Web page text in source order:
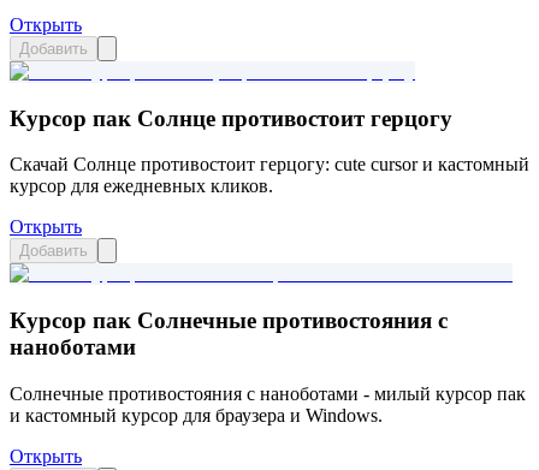
Открыть
Добавить
Курсор пак Солнце противостоит герцогу
Скачай Солнце противостоит герцогу: cute cursor и кастомный
курсор для ежедневных кликов.
Открыть
Добавить
Курсор пак Солнечные противостояния с
наноботами
Солнечные противостояния с наноботами - милый курсор пак
и кастомный курсор для браузера и Windows.
Открыть